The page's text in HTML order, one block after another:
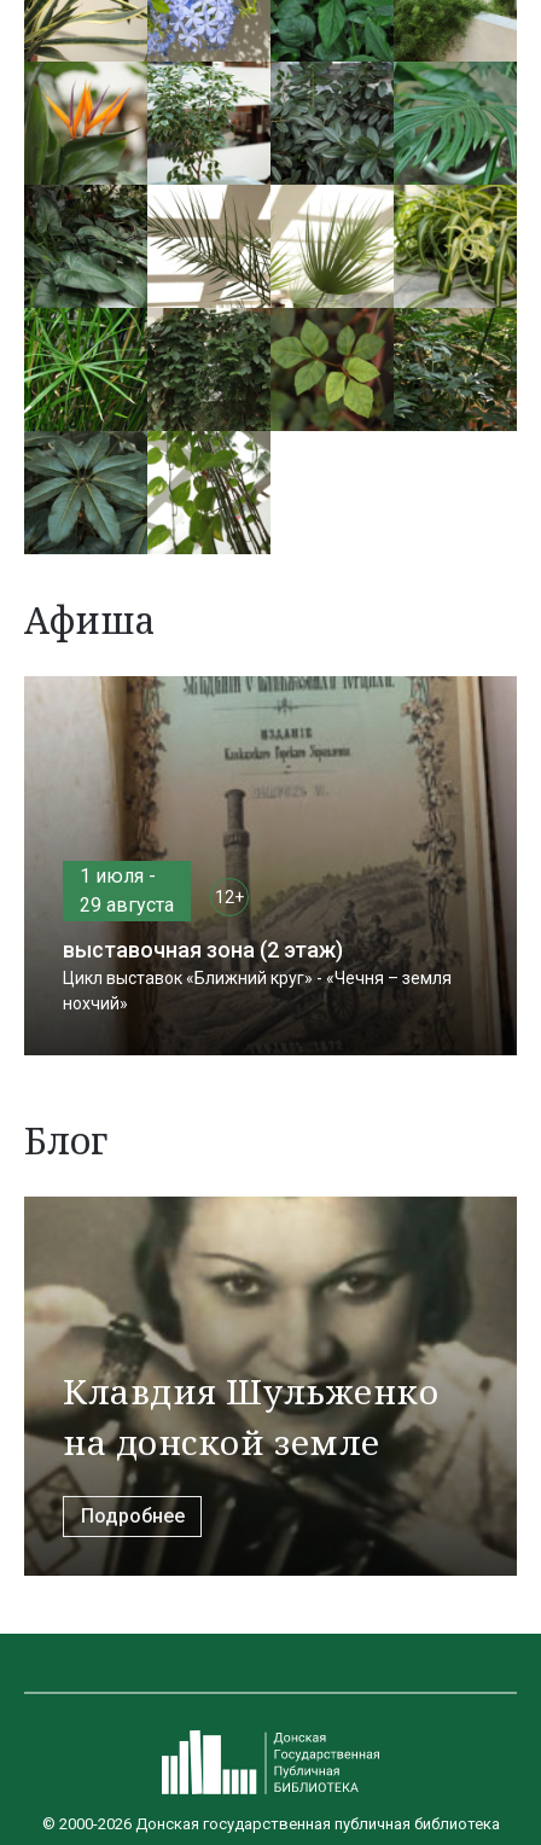
Афиша
1 июля -
29 августа
12+
выставочная зона (2 этаж)
Цикл выставок «Ближний круг» - «Чечня – земля
нохчий»
Блог
Клавдия Шульженко
на донской земле
Подробнее
© 2000-2026 Донская государственная публичная библиотека